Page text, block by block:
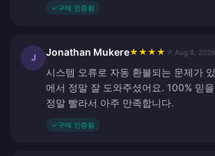
✓구매 인증됨
J Jonathan Mukere★ ★ ★ ★ Aug 8, 2026
시스템 오류로 자동 환불되는 문제가
에서 정말 잘 도와주셨어요. 100% 믿
정말 빨라서 아주 만족합니다.
✓구매 인증됨